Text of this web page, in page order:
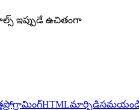
ఇప్పుడే ఉచితంగా
ప్రోగ్రామింగ్HTMLమార్పిడిసమయం